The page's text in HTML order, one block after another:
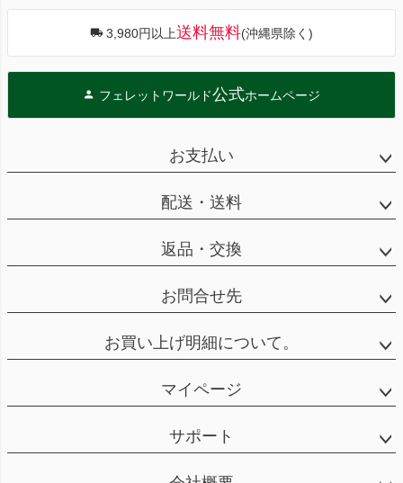
3,980円以上送料無料(沖縄県除く)
フェレットワールド公式ホームページ
お支払い
配送・送料
返品・交換
お問合せ先
お買い上げ明細について。
マイページ
サポート